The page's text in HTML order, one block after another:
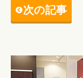
次の記事